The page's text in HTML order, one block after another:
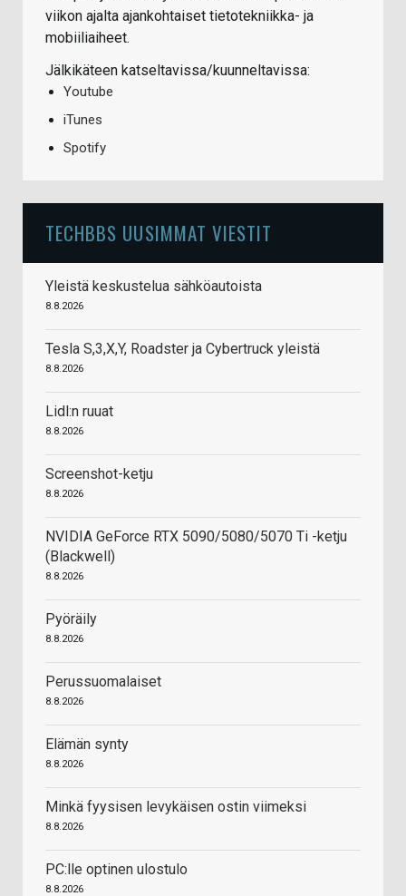
viikon ajalta ajankohtaiset tietotekniikka- ja
mobiiliaiheet.
Jälkikäteen katseltavissa/kuunneltavissa:
Youtube
iTunes
Spotify
TECHBBS UUSIMMAT VIESTIT
Yleistä keskustelua sähköautoista
8.8.2026
Tesla S,3,X,Y, Roadster ja Cybertruck yleistä
8.8.2026
Lidl:n ruuat
8.8.2026
Screenshot-ketju
8.8.2026
NVIDIA GeForce RTX 5090/5080/5070 Ti -ketju
(Blackwell)
8.8.2026
Pyöräily
8.8.2026
Perussuomalaiset
8.8.2026
Elämän synty
8.8.2026
Minkä fyysisen levykäisen ostin viimeksi
8.8.2026
PC:lle optinen ulostulo
8.8.2026